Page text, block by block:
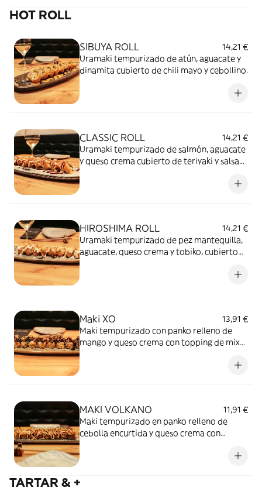
HOT ROLL
SIBUYA ROLL
14,21 €
Uramaki tempurizado de atún, aguacate y
dinamita cubierto de chili mayo y cebollino.
CLASSIC ROLL
14,21 €
Uramaki tempurizado de salmón, aguacate
y queso crema cubierto de teriyaki y salsa
HIROSHIMA ROLL
14,21 €
Uramaki tempurizado de pez mantequilla,
aguacate, queso crema y tobiko, cubierto
Maki XO
13,91 €
Maki tempurizado con panko relleno de
mango y queso crema con topping de mix
MAKI VOLKANO
11,91 €
Maki tempurizado en panko relleno de
cebolla encurtida y queso crema con
TARTAR & +